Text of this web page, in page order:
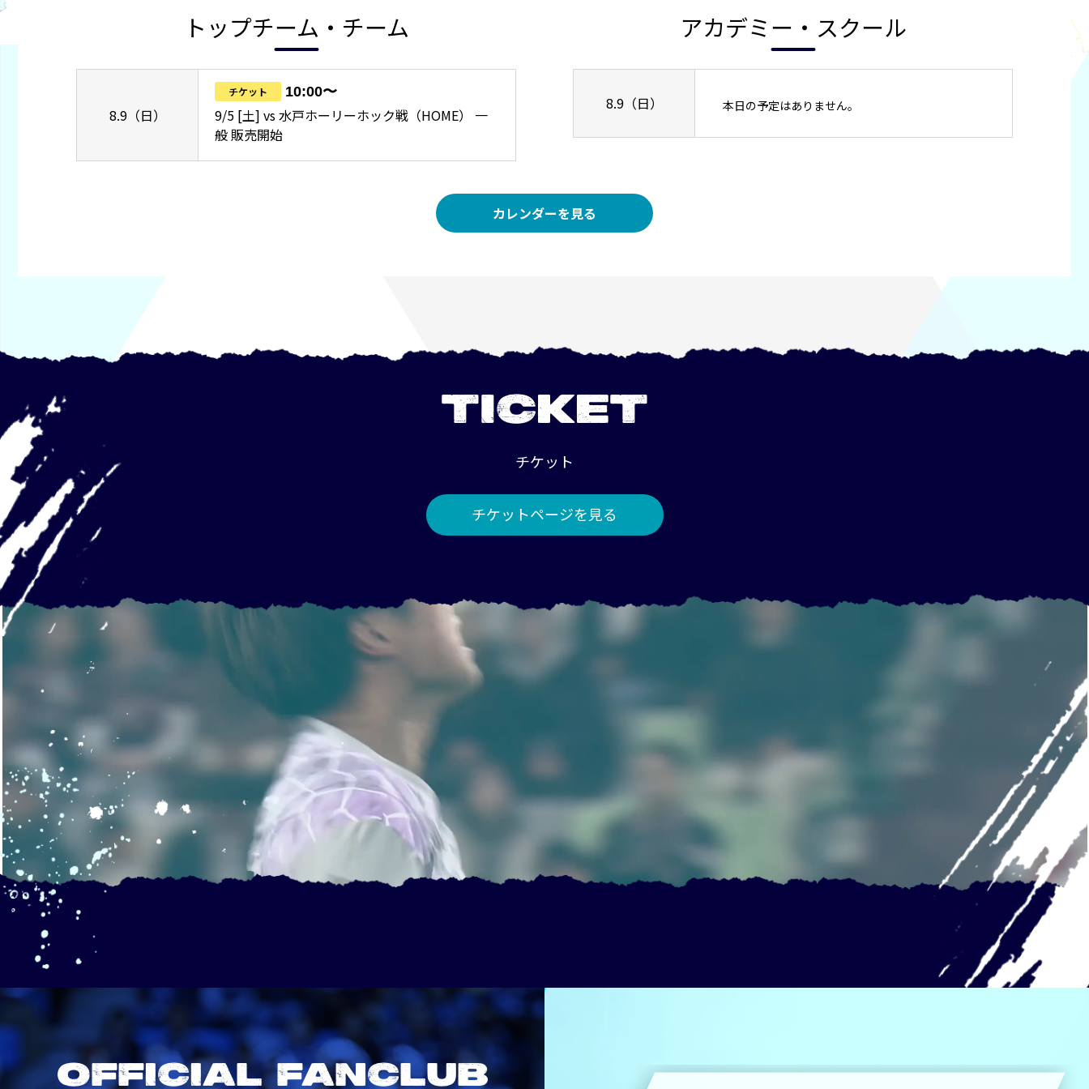
トップチーム・チーム
8.9（日）
チケット 10:00〜
9/5 [土] vs 水戸ホーリーホック戦（HOME） 一
般 販売開始
アカデミー・スクール
8.9（日） 本日の予定はありません。
カレンダーを見る
TICKET
チケット
チケットページを見る
OFFICIAL FANCLUB